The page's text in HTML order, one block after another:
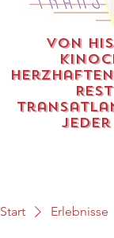
Von
herzhaften
jeder
Start Erlebnisse